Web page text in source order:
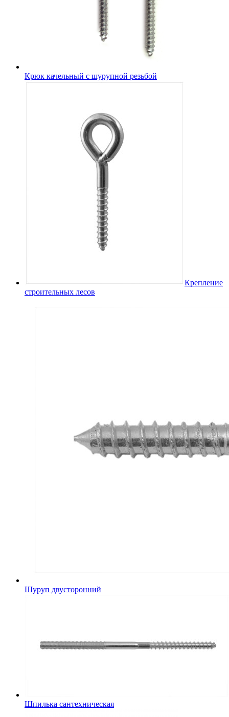
Крюк качельный с шурупной резьбой
Крепление
строительных лесов
Шуруп двусторонний
Шпилька сантехническая